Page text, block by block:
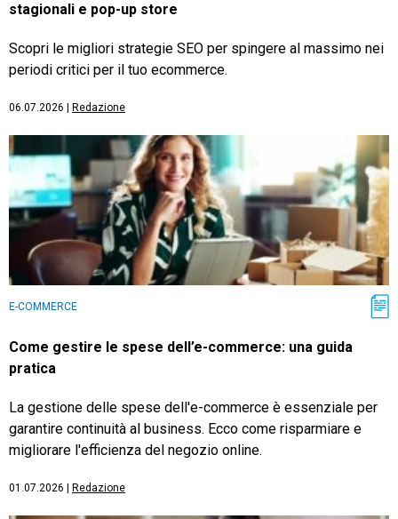
stagionali e pop-up store
Scopri le migliori strategie SEO per spingere al massimo nei
periodi critici per il tuo ecommerce.
06.07.2026 Redazione
E-COMMERCE
Come gestire le spese dell’e-commerce: una guida
pratica
La gestione delle spese dell'e-commerce è essenziale per
garantire continuità al business. Ecco come risparmiare e
migliorare l'efficienza del negozio online.
01.07.2026 Redazione